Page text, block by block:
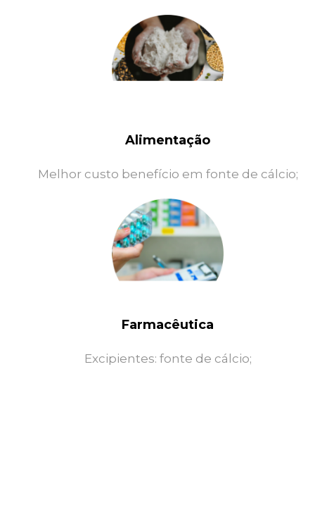
Alimentação
Melhor custo benefício em fonte de cálcio;
Farmacêutica
Excipientes: fonte de cálcio;